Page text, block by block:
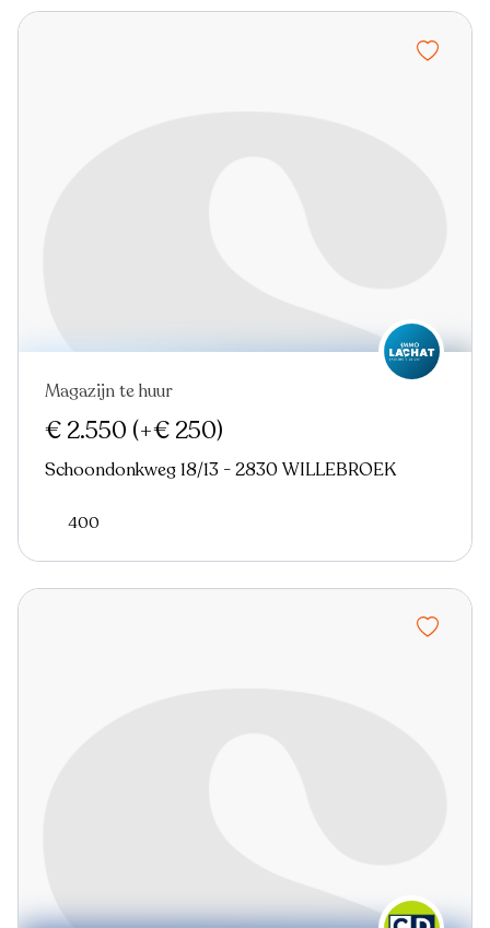
Magazijn te huur
€ 2.550 (+€ 250)
Schoondonkweg 18/13 - 2830 WILLEBROEK
400